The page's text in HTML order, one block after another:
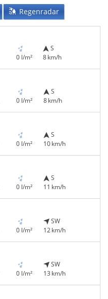
Regenradar
0 l/m²
S
8 km/h
0 l/m²
S
8 km/h
0 l/m²
S
10 km/h
0 l/m²
S
11 km/h
0 l/m²
SW
12 km/h
0 l/m²
SW
13 km/h